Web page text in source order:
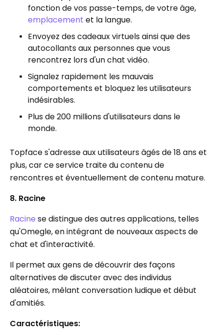
fonction de vos passe-temps, de votre âge,
emplacement et la langue.
Envoyez des cadeaux virtuels ainsi que des
autocollants aux personnes que vous
rencontrez lors d'un chat vidéo.
Signalez rapidement les mauvais
comportements et bloquez les utilisateurs
indésirables.
Plus de 200 millions d'utilisateurs dans le
monde.
Topface s'adresse aux utilisateurs âgés de 18 ans et
plus, car ce service traite du contenu de
rencontres et éventuellement de contenu mature.
8. Racine
Racine se distingue des autres applications, telles
qu'Omegle, en intégrant de nouveaux aspects de
chat et d'interactivité.
Il permet aux gens de découvrir des façons
alternatives de discuter avec des individus
aléatoires, mêlant conversation ludique et début
d'amitiés.
Caractéristiques: